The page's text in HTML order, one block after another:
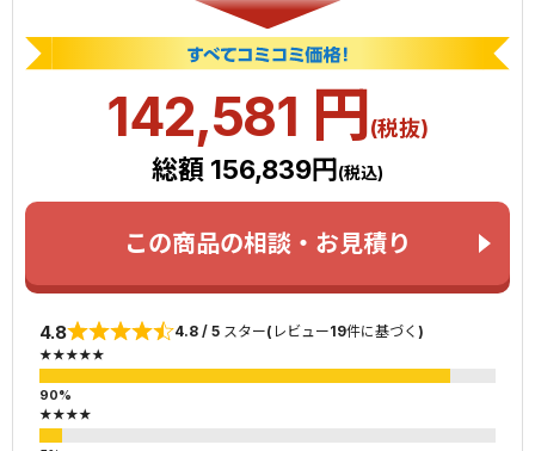
142,581 円(税抜)
総額 156,839円 (税込)
この商品の相談・お見積り
4.8 4.8 / 5 スター(レビュー19件に基づく)
★★★★★
★★★★